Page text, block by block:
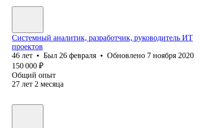
Системный аналитик, разработчик, руководитель ИТ
проектов
46 лет • Был 26 февраля • Обновлено 7 ноября 2020
150 000 ₽
Общий опыт
27 лет 2 месяца